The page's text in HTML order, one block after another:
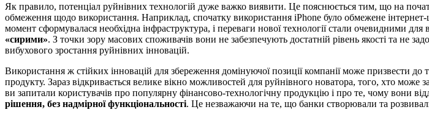
Як правило, потенціал руйнівних технологій дуже важко виявити. Це пояснюється тим, що на
обмеження щодо використання. Наприклад, спочатку використання iPhone було обмежене
момент сформувалася необхідна інфраструктура, і переваги нової технології стали очевидними для
«сирими». З точки зору масових споживачів вони не забезпечують достатній рівень якості та не
вибухового зростання руйнівних інновацій.
Використання ж стійких інновацій для збереження домінуючої позиції компанії може призвести
продукту. Зараз відкривається велике вікно можливостей для руйнівного новатора, того, хто
ви запитали користувачів про популярну фінансово-технологічну продукцію і про те, чому вони
рішення, без надмірної функціональності. Це незважаючи на те, що банки створювали та